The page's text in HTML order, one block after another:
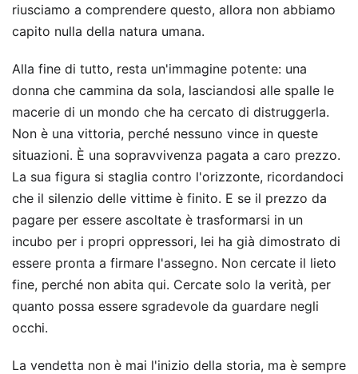
riusciamo a comprendere questo, allora non abbiamo
capito nulla della natura umana.
Alla fine di tutto, resta un'immagine potente: una
donna che cammina da sola, lasciandosi alle spalle le
macerie di un mondo che ha cercato di distruggerla.
Non è una vittoria, perché nessuno vince in queste
situazioni. È una sopravvivenza pagata a caro prezzo.
La sua figura si staglia contro l'orizzonte, ricordandoci
che il silenzio delle vittime è finito. E se il prezzo da
pagare per essere ascoltate è trasformarsi in un
incubo per i propri oppressori, lei ha già dimostrato di
essere pronta a firmare l'assegno. Non cercate il lieto
fine, perché non abita qui. Cercate solo la verità, per
quanto possa essere sgradevole da guardare negli
occhi.
La vendetta non è mai l'inizio della storia, ma è sempre